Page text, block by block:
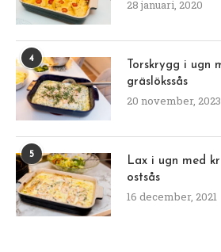
28 januari, 2020
4
Torskrygg i ugn
gräslökssås
20 november, 2023
5
Lax i ugn med
ostsås
16 december, 2021